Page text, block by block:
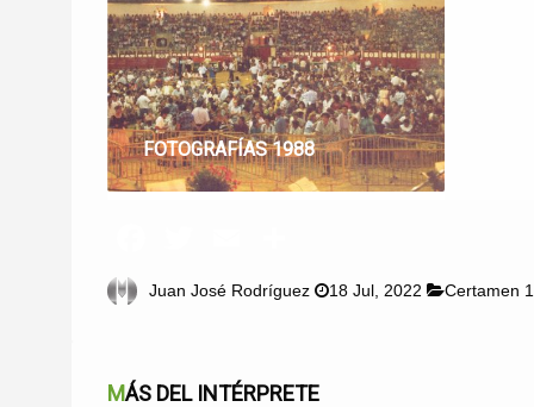
FOTOGRAFÍAS 1988
Juan José Rodríguez 18 Jul, 2022 Certamen
MÁS DEL INTÉRPRETE